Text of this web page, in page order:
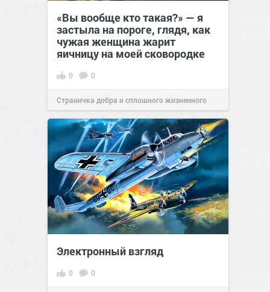
«Вы вообще кто такая?» — я
застыла на пороге, глядя, как
чужая женщина жарит
яичницу на моей сковородке
0 0
Страничка добра и сплошного жизненного
позитива!11:38Сегодня
Электронный взгляд
0 0